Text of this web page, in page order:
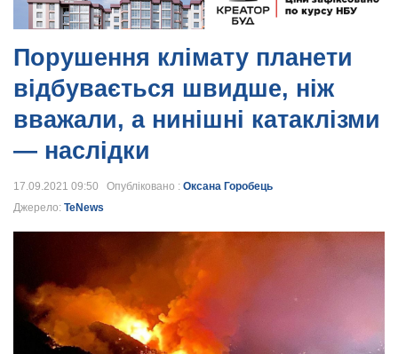
Порушення клімату планети
відбувається швидше, ніж
вважали, а нинішні катаклізми
— наслідки
17.09.2021 09:50 Опубліковано : Оксана Горобець
Джерело: TeNews